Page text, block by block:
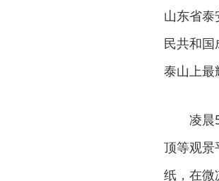
山东省
民共和国
泰山上最
凌晨
顶等观景
纸，在微